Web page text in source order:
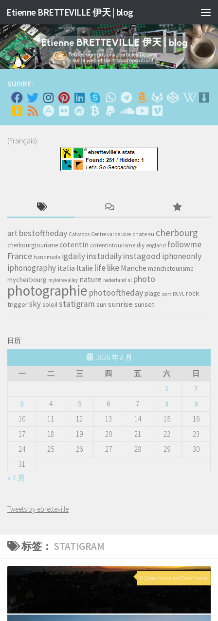
跳至内容
Etienne BRETTEVILLE 伊天 | blog
标签： STATIGRAM
0 Commentaires/Comments
SUIVRE :
(Français)
art bestoftheday Calvados Centre val de loire chateau cherbourg
cherbourgtourismecotentin cotentintourisme diy england followme
France handmade igdailyinstadailyinstagood iphoneonly
iphonography italia Italie lifelike Manche manchetourisme
mycherbourg myloirevalley nature nederland nl photo
photographie photooftheday plage port RCVL rock-
triggerskysoleilstatigram sun sunrise sunset
日历
2026 年 8 月
一
二 三 四 五 六
日
1
2
3
4 5 6 7 8
9
10
11 12 13 14 15
16
17
18 19 20 21 22
23
24
25 26 27 28 29
30
31
« 7 月
Tweets by ebretteville